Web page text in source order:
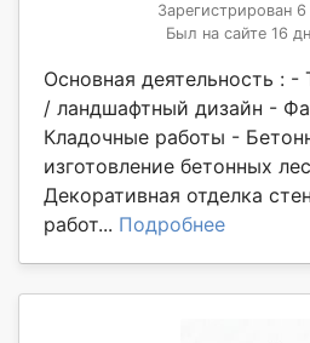
Зарегистрирован 6
Был на сайте 16
Основная деятельность : -
/ ландшафтный дизайн -
Кладочные работы -
изготовление бетонных
Декоративная отделка
работ... Подробнее